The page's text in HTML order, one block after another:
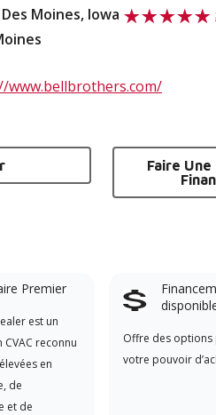
Moines, Iowa
www.bellbrothers.com/
Faire Une
Premier
est un
reconnu
en
de
et de
Offre des
votre pouvoir